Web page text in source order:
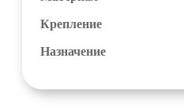
Крепление
Назначение